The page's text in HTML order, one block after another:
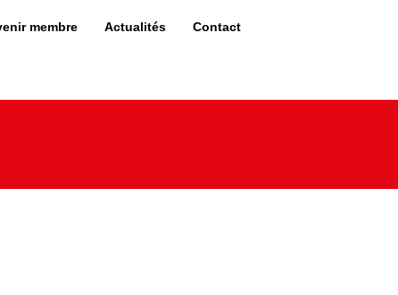
membre Actualités Contact